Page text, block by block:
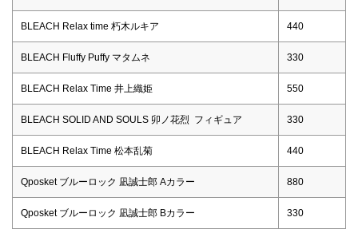
BLEACH Relax time 朽木ルキア 440
BLEACH Fluffy Puffy マタムネ 330
BLEACH Relax Time 井上織姫 550
BLEACH SOLID AND SOULS 卯ノ花烈 フィギュア 330
BLEACH Relax Time 松本乱菊 440
Qposket ブルーロック 凪誠士郎 Aカラー 880
Qposket ブルーロック 凪誠士郎 Bカラー 330